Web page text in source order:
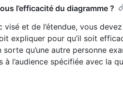
l’efficacité du diagramme ?
et de l’étendue, vous
expliquer pour qu’il soit
qu’une autre personne
à l’audience spécifiée avec la